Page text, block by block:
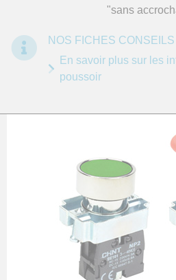
"sans
En savoir plus sur les
poussoir